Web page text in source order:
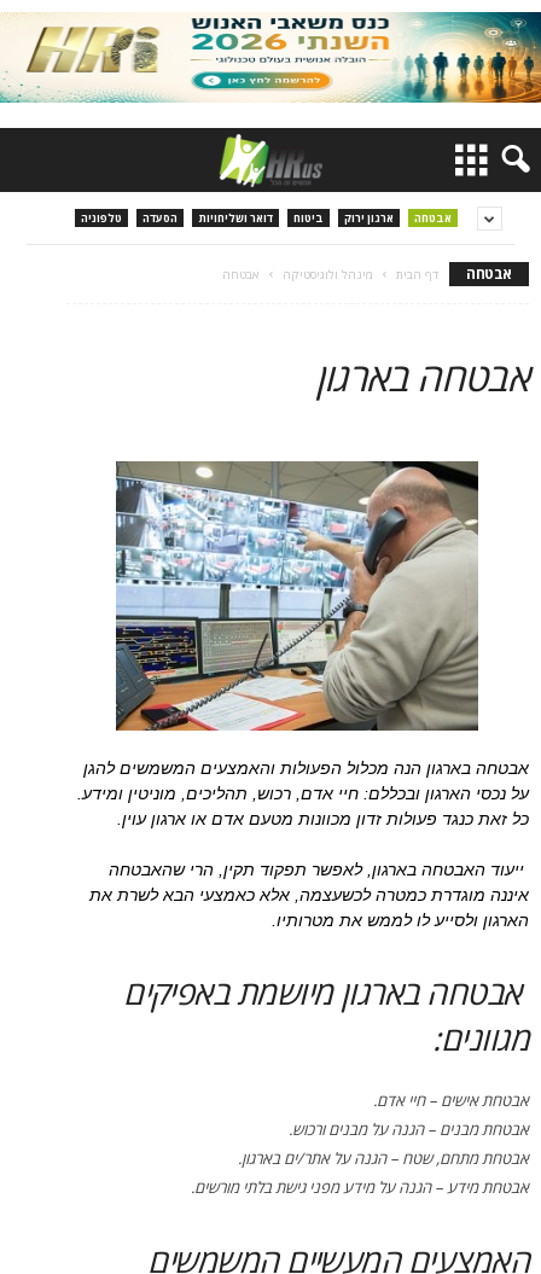
אבטחה ארגון ירוק ביטוח דואר ושליחויות הסעדה טלפוניה
אבטחה דף הבית מינהל ולוגיסטיקה אבטחה
אבטחה בארגון
אבטחה בארגון הנה מכלול הפעולות והאמצעים המשמשים להגן
על נכסי הארגון ובכללם: חיי אדם, רכוש, תהליכים, מוניטין ומידע.
כל זאת כנגד פעולות זדון מכוונות מטעם אדם או ארגון עוין.
ייעוד האבטחה בארגון, לאפשר תפקוד תקין, הרי שהאבטחה
איננה מוגדרת כמטרה לכשעצמה, אלא כאמצעי הבא לשרת את
הארגון ולסייע לו לממש את מטרותיו.
אבטחה בארגון מיושמת באפיקים
מגוונים:
אבטחת אישים – חיי אדם.
אבטחת מבנים – הגנה על מבנים ורכוש.
אבטחת מתחם, שטח – הגנה על אתר/ים בארגון.
אבטחת מידע – הגנה על מידע מפני גישת בלתי מורשים.
האמצעים המעשיים המשמשים